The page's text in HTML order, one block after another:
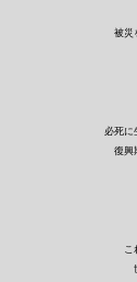
被災
必死に
復興
こ